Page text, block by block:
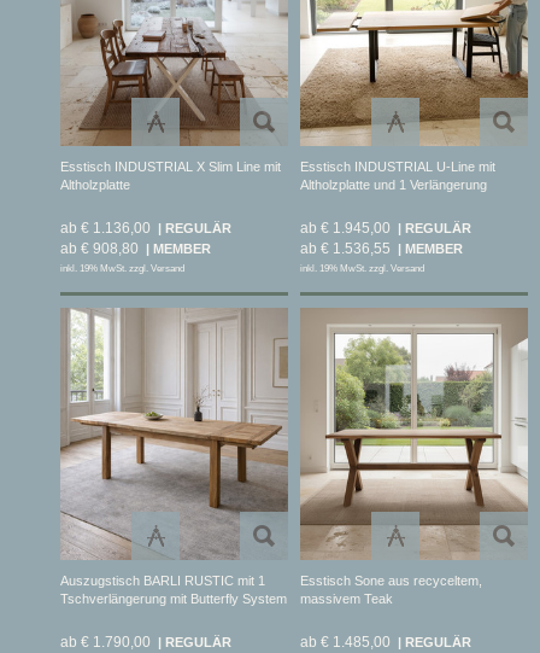
Esstisch INDUSTRIAL X Slim Line mit
Altholzplatte
ab € 1.136,00
ab € 908,80
inkl. 19% MwSt. zzgl. Versand
Esstisch INDUSTRIAL U-Line mit
Altholzplatte und 1 Verlängerung
ab € 1.945,00
ab € 1.536,55
inkl. 19% MwSt. zzgl. Versand
Auszugstisch BARLI RUSTIC mit 1
Tschverlängerung mit Butterfly System
ab € 1.790,00
Esstisch Sone aus recyceltem,
massivem Teak
ab € 1.485,00